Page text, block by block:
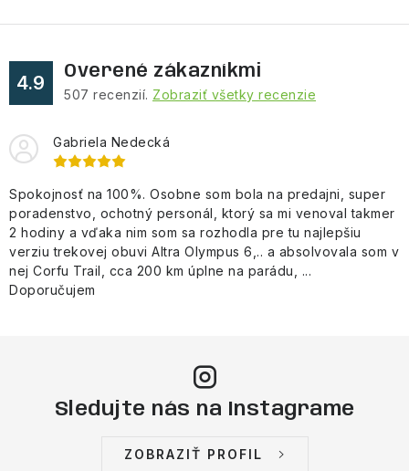
4.9
Overené zákazníkmi
507 recenzií. Zobraziť všetky recenzie
Gabriela Nedecká
Spokojnosť na 100%. Osobne som bola na predajni, super
poradenstvo, ochotný personál, ktorý sa mi venoval takmer
2 hodiny a vďaka nim som sa rozhodla pre tu najlepšiu
verziu trekovej obuvi Altra Olympus 6,.. a absolvovala som v
nej Corfu Trail, cca 200 km úplne na parádu, ...
Doporučujem
Sledujte nás na Instagrame
ZOBRAZIŤ PROFIL